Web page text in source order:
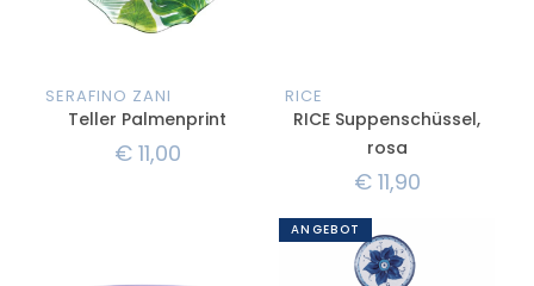
SERAFINO ZANI
Teller Palmenprint
€11,00
RICE
RICE Suppenschüssel,
rosa
€11,90
ANGEBOT